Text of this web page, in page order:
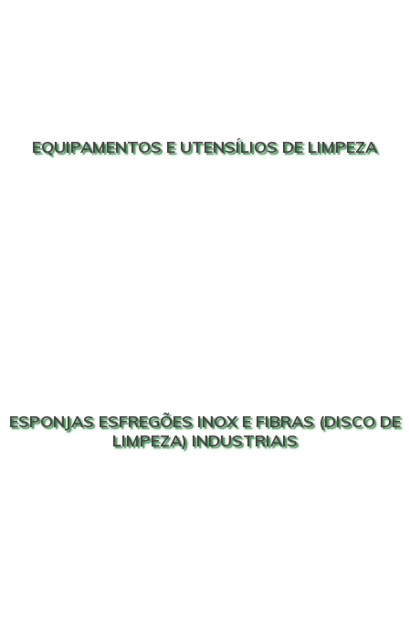
EQUIPAMENTOS E UTENSÍLIOS DE LIMPEZA
ESPONJAS ESFREGÕES INOX E FIBRAS (DISCO DE
LIMPEZA) INDUSTRIAIS